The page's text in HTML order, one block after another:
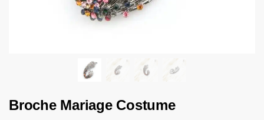
Broche Mariage Costume